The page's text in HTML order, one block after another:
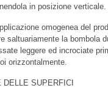
in posizione verticale.
omogenea del
saltuariamente la bombola
leggere ed incrociate
orizzontalmente.
DELLE SUPERFICI